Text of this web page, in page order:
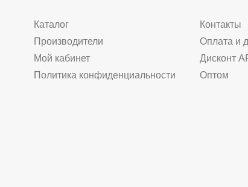
Каталог
Производители
Мой кабинет
Политика конфиденциальности
Контакты
Оплата и
Дисконт
Оптом